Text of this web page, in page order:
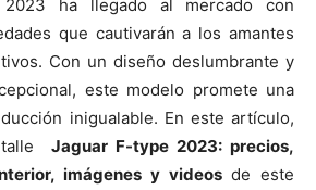
ha llegado al mercado con
que cautivarán a los amantes
Con un diseño deslumbrante y
este modelo promete una
inigualable. En este artículo,
Jaguar F-type 2023: precios,
imágenes y videos de este